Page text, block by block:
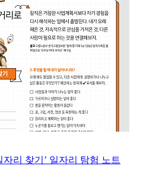
자리 찾기’ 일자리 탐험 노트